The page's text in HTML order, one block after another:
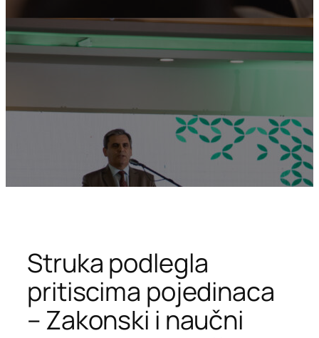
Struka podlegla
pritiscima pojedinaca
– Zakonski i naučni